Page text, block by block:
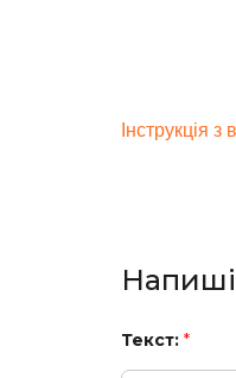
Інструкція
Текст: *